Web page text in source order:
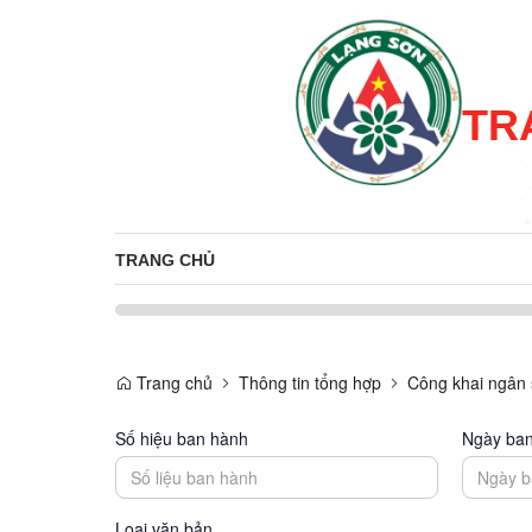
TRANG CHỦ
Trang chủ Thông tin tổng hợp Công khai ngân
Số hiệu ban hành Ngày